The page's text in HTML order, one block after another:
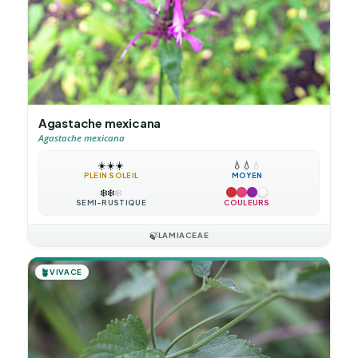
Agastache mexicana
Agastache mexicana
☀️☀️☀️
PLEIN SOLEIL
💧 💧 💧
MOYEN
❄️❄️❄️
SEMI-RUSTIQUE COULEURS
🍃LAMIACEAE
🪴VIVACE